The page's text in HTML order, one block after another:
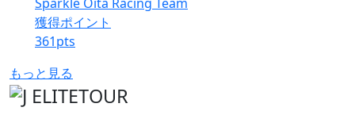
獲得ポイント
361pts
もっと見る